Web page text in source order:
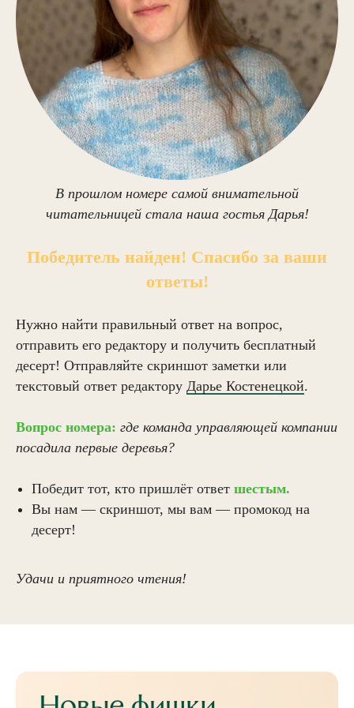
В прошлом номере самой внимательной
читательницей стала наша гостья Дарья!
Победитель найден! Спасибо за ваши
ответы!
Нужно найти правильный ответ на вопрос,
отправить его редактору и получить бесплатный
десерт! Отправляйте скриншот заметки или
текстовый ответ редактору Дарье Костенецкой.
Вопрос номера: где команда управляющей компании
посадила первые деревья?
Победит тот, кто пришлёт ответ шестым.
Вы нам — скриншот, мы вам — промокод на
десерт!
Удачи и приятного чтения!